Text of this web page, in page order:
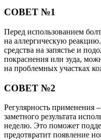
СОВЕТ №1
Перед использованием
на аллергическую
средства на запястье и
покраснения или зуда,
на проблемных участках
СОВЕТ №2
Регулярность применения
заметного результата
неделю. Это поможет
предотвратит появление